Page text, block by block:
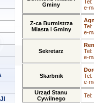
Gminy
Tel:
e-
Z-ca Burmistrza
Miasta i Gminy
Tel:
e-
Sekretarz
Tel:
e-
Skarbnik
Tel:
e-
Urząd Stanu
Cywilnego
Tel: